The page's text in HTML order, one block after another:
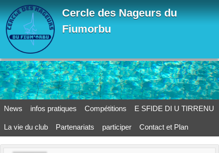
Cercle des Nageurs du
Fiumorbu
News infos pratiques Compétitions E SFIDE DI U TIRRENU
La vie du club Partenariats participer Contact et Plan
Panneau de gestion des cookies